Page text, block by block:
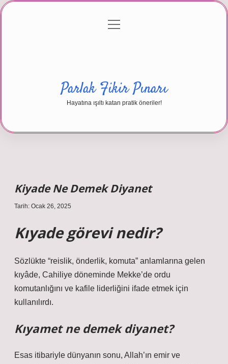
Gizlilik Politikası
menüyü
Parlak Fikir Pınarı
Hayatına ışıltı katan pratik öneriler!
Kiyade Ne Demek Diyanet
Tarih: Ocak 26, 2025
Kıyade görevi nedir?
Sözlükte “reislik, önderlik, komuta” anlamlarına gelen
kıyâde, Cahiliye döneminde Mekke’de ordu
komutanlığını ve kafile liderliğini ifade etmek için
kullanılırdı.
Kıyamet ne demek diyanet?
Esas itibariyle dünyanın sonu, Allah’ın emir ve